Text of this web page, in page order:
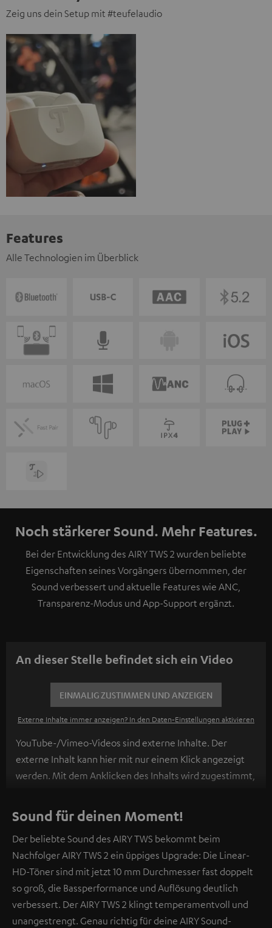
Zeig uns dein Setup mit #teufelaudio
Features
Alle Technologien im Überblick
Noch stärkerer Sound. Mehr Features.
Bei der Entwicklung des AIRY TWS 2 wurden beliebte
Eigenschaften seines Vorgängers übernommen, der
Sound verbessert und aktuelle Features wie ANC,
Transparenz-Modus und App-Support ergänzt.
An dieser Stelle befindet sich ein Video
EINMALIG ZUSTIMMEN UND ANZEIGEN
Externe Inhalte immer anzeigen? In den Daten‑Einstellungen aktivieren
YouTube-/Vimeo-Videos sind externe Inhalte. Der
externe Inhalt kann hier mit nur einem Klick angezeigt
werden. Mit dem Anklicken des Inhalts wird zugestimmt,
personenbezogene Daten an Drittplattformen
übermittelt werden.Weitere Informationen sind in der
Datenschutzerklärung unter I zu finden.
Sound für deinen Moment!
Der beliebte Sound des AIRY TWS bekommt beim
Nachfolger AIRY TWS 2 ein üppiges Upgrade: Die Linear-
HD-Töner sind mit jetzt 10 mm Durchmesser fast doppelt
so groß, die Bassperformance und Auflösung deutlich
verbessert. Der AIRY TWS 2 klingt temperamentvoll und
unangestrengt. Genau richtig für deine AIRY Sound-